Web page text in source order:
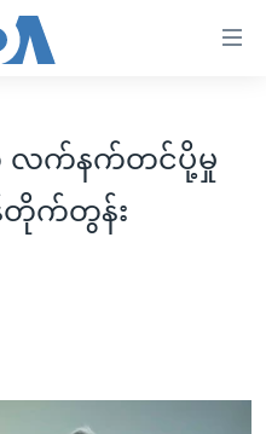
လက်နက်တင်ပို့မှု
တိုက်တွန်း